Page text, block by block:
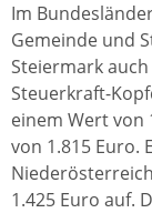
Im
Gemeinde und
Steiermark
Steuerkraft-
einem Wert von
von 1.815 Euro.
1.425 Euro auf.